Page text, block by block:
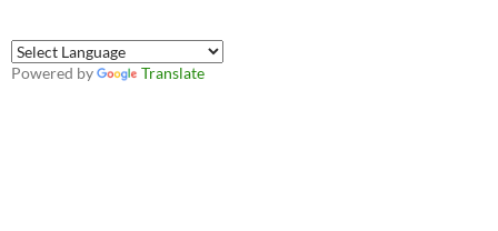
Powered by Translate